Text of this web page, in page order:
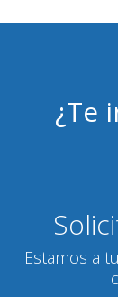
¿Te
Estamos a